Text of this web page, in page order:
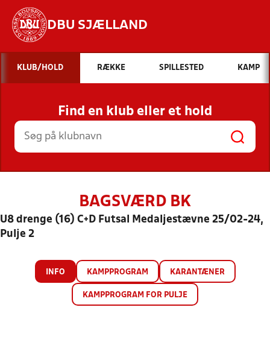
DBU SJÆLLAND
Hvad vil du søge efter?
INDHOLD OG NYHEDER
STILLINGER, RESULTATER, KLUBBER OG
HOLD
KLUB/HOLD RÆKKE SPILLESTED KAMP
Find en klub eller et hold
BAGSVÆRD BK
U8 drenge (16) C+D Futsal Medaljestævne 25/02-24,
Pulje 2
INFO KAMPPROGRAM KARANTÆNER
KAMPPROGRAM FOR PULJE